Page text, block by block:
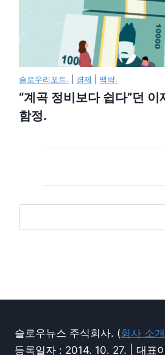
슬로우리포트. 경제 맥락.
“계곡 정비보다 쉽다”던
함정.
슬로우뉴스 주식회사. (회사 소
등록일자 : 2014. 10. 27. | 대표